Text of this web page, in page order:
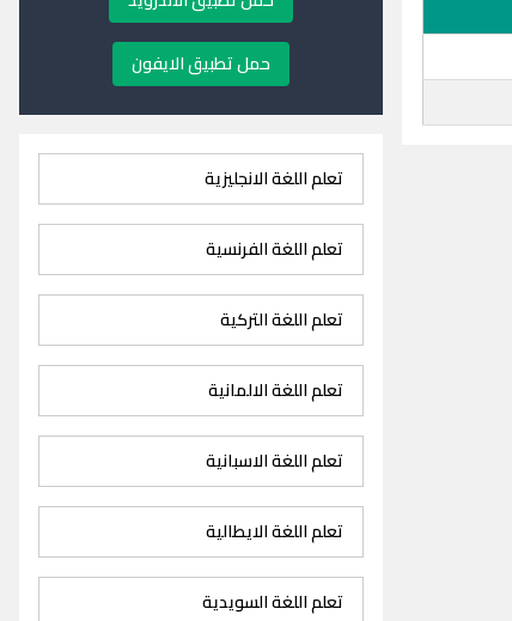
حمل تطبيق الايفون
تعلم اللغة الانجليزية
تعلم اللغة الفرنسية
تعلم اللغة التركية
تعلم اللغة الالمانية
تعلم اللغة الاسبانية
تعلم اللغة الايطالية
تعلم اللغة السويدية